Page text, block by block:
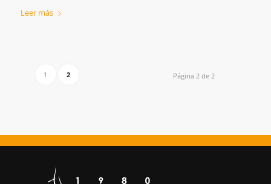
Leer más
Página 2 de 2
1 2